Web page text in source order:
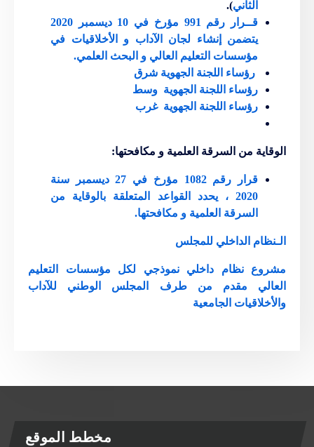
الثاني ).
قــرار رقم 991 مؤرخ في 10 ديسمبر 2020
يتضمن إنشاء لجان الآداب و الأخلاقيات في
مؤسسات التعليم العالي و البحث العلمي.
رؤساء اللجنة الجهوية شرق
رؤساء اللجنة الجهوية وسط
رؤساء اللجنة الجهوية غرب
الوقاية من السرقة العلمية و مكافحتها:
قرار رقم 1082 مؤرخ في 27 ديسمبر سنة
2020 ، يحدد القواعد المتعلقة بالوقاية من
السرقة العلمية و مكافحتها.
الـنظام الداخلي للمجلس
مشروع نظام داخلي نموذجي لكل مؤسسات التعليم
العالي مقدم من طرف المجلس الوطني للآداب
واﻷخلاقيات الجامعية
مخطط الموقع